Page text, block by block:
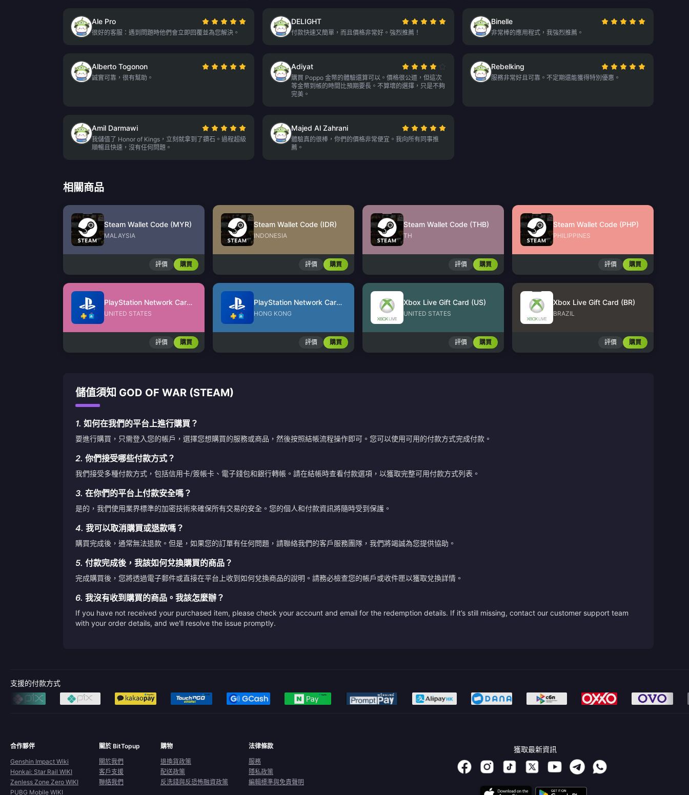
Ale Pro
很好的客服：遇到問題時他們會立即回覆並為您解決。
DELIGHT
付款快速又簡單，而且價格非常好。強烈推薦！
Binelle
非常棒的應用程式，我強烈推薦。
Alberto Togonon
誠實可靠，很有幫助。
Adiyat
購買 Poppo 金幣的體驗還算可以。價格很公道，但這次
等金幣到帳的時間比預期要長。不算壞的選擇，只是不夠
完美。
Rebelking
服務非常好且可靠。不定期還能獲得特別優惠。
Amil Darmawi
我儲值了 Honor of Kings，立刻就拿到了鑽石。過程超級
順暢且快速，沒有任何問題。
Majed Al Zahrani
體驗真的很棒，你們的價格非常便宜。我向所有同事推
薦。
相關商品
Steam Wallet Code (MYR)
MALAYSIA
評價 購買
Steam Wallet Code (IDR)
INDONESIA
評價 購買
Steam Wallet Code (THB)
TH
評價 購買
Steam Wallet Code (PHP)
PHILIPPINES
評價 購買
PlayStation Network Card (US)
UNITED STATES
評價 購買
PlayStation Network Card (HK)
HONG KONG
評價 購買
Xbox Live Gift Card (US)
UNITED STATES
評價 購買
Xbox Live Gift Card (BR)
BRAZIL
評價 購買
儲值須知 GOD OF WAR (STEAM)
1. 如何在我們的平台上進行購買？
要進行購買，只需登入您的帳戶，選擇您想購買的服務或商品，然後按照結帳流程操作即可。您可以使用可用的付款方式完成付款。
2. 你們接受哪些付款方式？
我們接受多種付款方式，包括信用卡/簽帳卡、電子錢包和銀行轉帳。請在結帳時查看付款選項，以獲取完整可用付款方式列表。
3. 在你們的平台上付款安全嗎？
是的，我們使用業界標準的加密技術來確保所有交易的安全。您的個人和付款資訊將隨時受到保護。
4. 我可以取消購買或退款嗎？
購買完成後，通常無法退款。但是，如果您的訂單有任何問題，請聯絡我們的客戶服務團隊，我們將竭誠為您提供協助。
5. 付款完成後，我該如何兌換購買的商品？
完成購買後，您將透過電子郵件或直接在平台上收到如何兌換商品的說明。請務必檢查您的帳戶或收件匣以獲取兌換詳情。
6. 我沒有收到購買的商品。我該怎麼辦？
If you have not received your purchased item, please check your account and email for the redemption details. If it’s still missing, contact our customer support team
with your order details, and we'll resolve the issue promptly.
支援的付款方式
合作夥伴
Genshin Impact Wiki
Honkai: Star Rail WIKI
Zenless Zone Zero WIKI
PUBG Mobile WIKI
關於 BitTopup
關於我們
客戶支援
聯絡我們
購物
退換貨政策
配送政策
反洗錢與反恐怖融資政策
法律條款
服務
隱私政策
編輯標準與免責聲明
獲取最新資訊